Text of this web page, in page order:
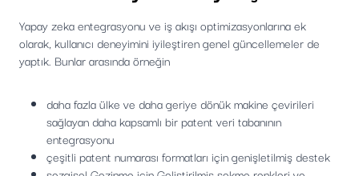
Yapay zeka entegrasyonu ve iş akışı optimizasyonlarına ek
olarak, kullanıcı deneyimini iyileştiren genel güncellemeler de
yaptık. Bunlar arasında örneğin
daha fazla ülke ve daha geriye dönük makine çevirileri
sağlayan daha kapsamlı bir patent veri tabanının
entegrasyonu
çeşitli patent numarası formatları için genişletilmiş destek